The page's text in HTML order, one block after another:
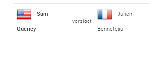
Sam
Querrey
verslaat
Julien
Benneteau